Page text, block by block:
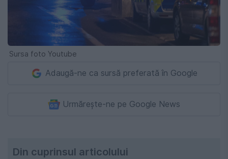
Sursa foto Youtube
Adaugă-ne ca sursă preferată în Google
Urmărește-ne pe Google News
Din cuprinsul articolului